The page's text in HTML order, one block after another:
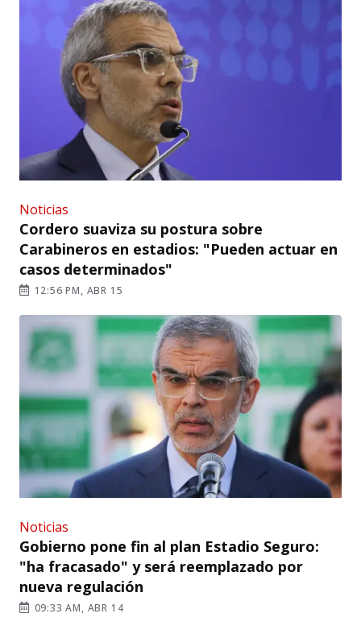
Noticias
Cordero suaviza su postura sobre
Carabineros en estadios: "Pueden actuar en
casos determinados"
12:56 PM, ABR 15
Noticias
Gobierno pone fin al plan Estadio Seguro:
"ha fracasado" y será reemplazado por
nueva regulación
09:33 AM, ABR 14